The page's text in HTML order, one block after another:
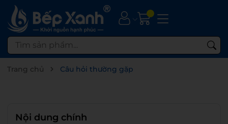
Trang chủ Câu hỏi thường gặp
Nội dung chính